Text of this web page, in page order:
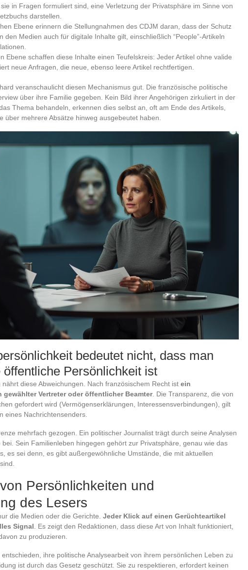
in Fragen formuliert sind, eine Verletzung der Privatsphäre im Sinne von
darstellen.
Ebene erinnern die Stellungnahmen des CDJM daran, dass der Schutz
den Medien auch für digitale Inhalte gilt, einschließlich “People”-Artikeln
Ebene schaffen diese Inhalte einen Teufelskreis: Jeder Artikel ohne valide
neue Anfragen, die neue, ebenso leere Artikel rechtfertigen.
veranschaulicht diesen Mechanismus gut. Die französische politische
über ihre Familie gegeben. Kein Bild ihrer Angehörigen zirkuliert in der
Thema behandeln, erkennen dies selbst an, oft am Ende des Artikels,
über mehrere Absätze hinweg ausgebeutet haben.
bedeutet nicht, dass man
Persönlichkeit ist
diese Abweichungen. Nach französischem Recht ist ein
Vertreter oder öffentlicher Beamter. Die Transparenz, die von
gefordert wird (Vermögenserklärungen, Interessensverbindungen), gilt
eines Nachrichtensenders.
mehrfach gezogen. Ein politischer Journalist trägt durch seine Analysen
Sein Familienleben hingegen gehört zur Privatsphäre, genau wie das
es sei denn, es gibt außergewöhnliche Umstände, die mit aktuellen
Persönlichkeiten und
des Lesers
die Medien oder die Gerichte. Jeder Klick auf einen Gerüchteartikel
Signal . Es zeigt den Redaktionen, dass diese Art von Inhalt funktioniert,
zu produzieren.
ihre politische Analysearbeit von ihrem persönlichen Leben zu
ist durch das Gesetz geschützt. Sie zu respektieren, erfordert keinen